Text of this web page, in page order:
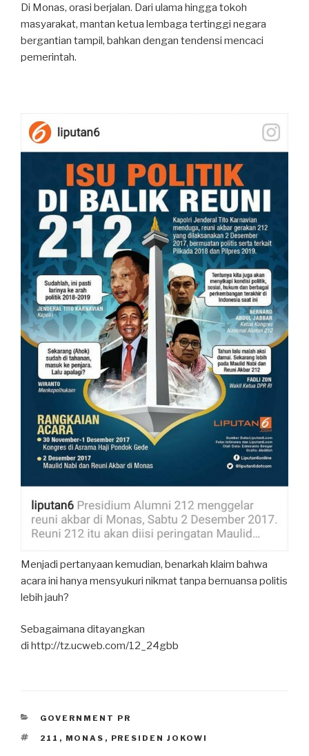
Di Monas, orasi berjalan. Dari ulama hingga tokoh
masyarakat, mantan ketua lembaga tertinggi negara
bergantian tampil, bahkan dengan tendensi mencaci
pemerintah.
Menjadi pertanyaan kemudian, benarkah klaim bahwa
acara ini hanya mensyukuri nikmat tanpa bernuansa politis
lebih jauh?
Sebagaimana ditayangkan
di http://tz.ucweb.com/12_24gbb
CATEGORIES
GOVERNMENT PR
TAGS
211 , MONAS , PRESIDEN JOKOWI